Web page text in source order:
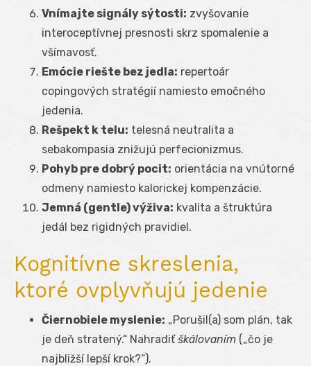
Vnímajte signály sýtosti: zvyšovanie
interoceptívnej presnosti skrz spomalenie a
všímavosť.
Emócie riešte bez jedla: repertoár
copingových stratégií namiesto emočného
jedenia.
Rešpekt k telu: telesná neutralita a
sebakompasia znižujú perfecionizmus.
Pohyb pre dobrý pocit: orientácia na vnútorné
odmeny namiesto kalorickej kompenzácie.
Jemná (gentle) výživa: kvalita a štruktúra
jedál bez rigidných pravidiel.
Kognitívne skreslenia,
ktoré ovplyvňujú jedenie
Čiernobiele myslenie: „Porušil(a) som plán, tak
je deň stratený.“ Nahradiťškálovaním („čo je
najbližší lepší krok?“).